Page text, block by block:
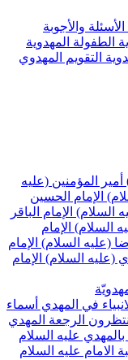
الباقر
الإمام
الإمام
أسماء
المهدي